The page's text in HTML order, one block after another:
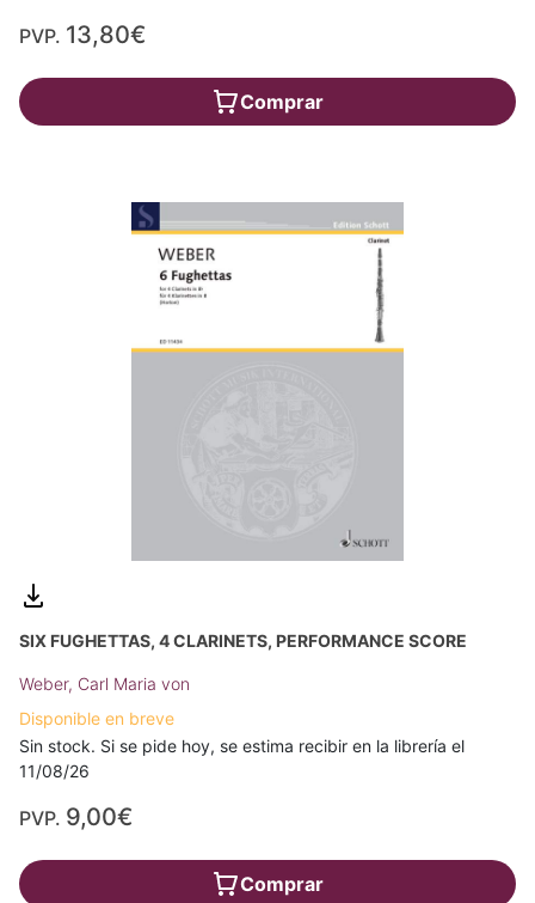
PVP. 13,80€
Comprar
SIX FUGHETTAS, 4 CLARINETS, PERFORMANCE SCORE
Weber, Carl Maria von
Disponible en breve
Sin stock. Si se pide hoy, se estima recibir en la librería el
11/08/26
PVP. 9,00€
Comprar